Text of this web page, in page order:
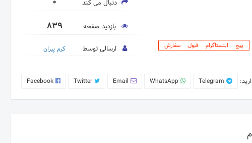
پیج اینستاگرام قبول سفارش
دنبال می کند
بازدید صفحه 839
ارسالی توسط کرم پیران
Telegram
WhatsApp
Email
Twitter
Facebook